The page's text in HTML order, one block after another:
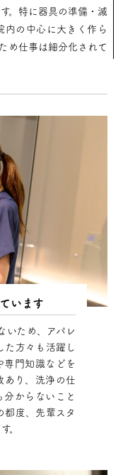
。特に器具の準備・滅
内の中心に大きく作ら
め仕事は細分化されて
います
いため、アパレ
た方々も活躍し
専門知識などを
あり、洗浄の仕
分からないこと
都度、先輩スタ
。